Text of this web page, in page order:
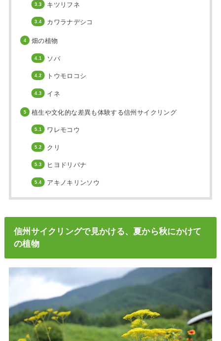
キツリフネ
カワラナデシコ
畑の植物
ソバ
トウモロコシ
イネ
植生や文化的な差異も体験する信州サイクリング
ワレモコウ
クリ
ヒヨドリバナ
アキノキリンソウ
信州サイクリングで見かける、夏から秋にかけて
の植物